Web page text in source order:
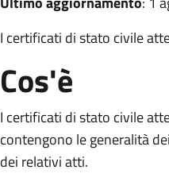
I certificati di stato civile
Cos'è
I certificati di stato civile
contengono le generalità
dei relativi atti.